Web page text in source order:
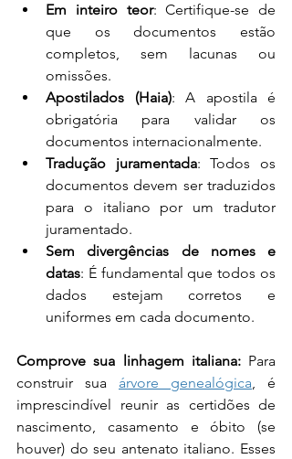
Em inteiro teor: Certifique-se de
que os documentos estão
completos, sem lacunas ou
omissões.
Apostilados (Haia): A apostila é
obrigatória para validar os
documentos internacionalmente.
Tradução juramentada: Todos os
documentos devem ser traduzidos
para o italiano por um tradutor
juramentado.
Sem divergências de nomes e
datas: É fundamental que todos os
dados estejam corretos e
uniformes em cada documento.
Comprove sua linhagem italiana: Para
construir sua árvore genealógica, é
imprescindível reunir as certidões de
nascimento, casamento e óbito (se
houver) do seu antenato italiano. Esses